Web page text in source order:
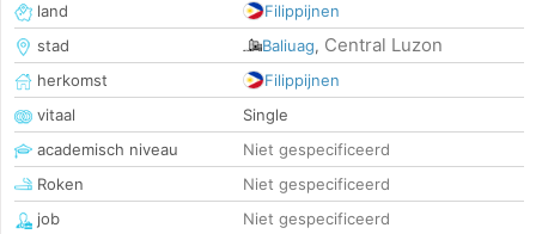
land
Filippijnen
stad
Baliuag, Central Luzon
herkomst
Filippijnen
vitaal
Single
academisch niveau
Niet gespecificeerd
Roken
Niet gespecificeerd
job
Niet gespecificeerd